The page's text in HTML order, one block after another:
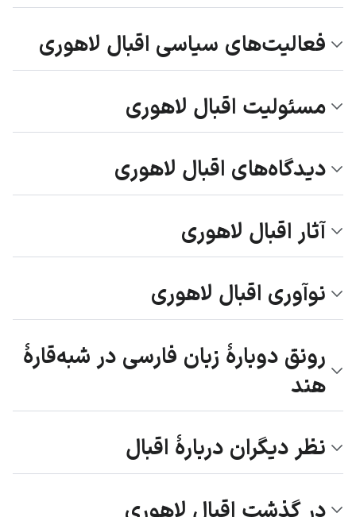
فعالیت‌های سیاسی اقبال لاهوری
مسئولیت اقبال لاهوری
دیدگاه‌های اقبال لاهوری
آثار اقبال لاهوری
نوآوری اقبال لاهوری
رونق دوبارهٔ زبان فارسی در شبه‌قارهٔ
هند
نظر دیگران دربارهٔ اقبال
در گذشت اقبال لاهوری